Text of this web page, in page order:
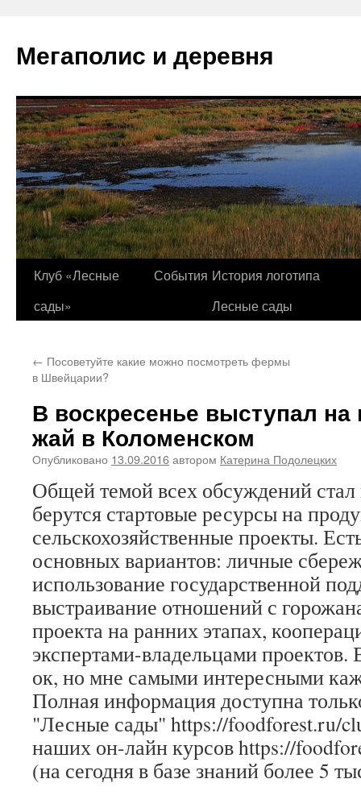
содержимому
Мегаполис и деревня
Клуб «Лесные
сады»
События История логотипа
Лесные сады
← Посоветуйте какие можно посмотреть фермы
в Швейцарии?
В воскресенье выступал на
жай в Коломенском
Опубликовано 13.09.2016автором Катерина Подолецких
Общей темой всех обсуждений стал
берутся стартовые ресурсы на
сельскохозяйственные проекты.
основных вариантов: личные
использование государственной
выстраивание отношений с
проекта на ранних этапах,
экспертами-владельцами проектов.
ок, но мне самыми интересными
Полная информация доступна
"Лесные сады" https://foodforest.ru/
наших он-лайн курсов https://
(на сегодня в базе знаний более 5